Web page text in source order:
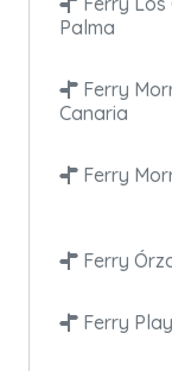
Palma
Ferry
Canaria
Ferry
Ferry
Ferry